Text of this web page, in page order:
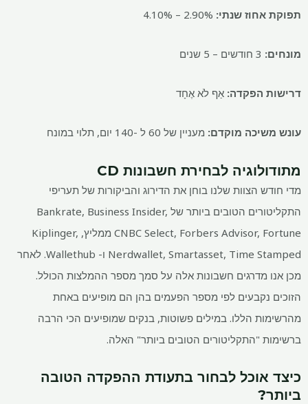
תפוקת אחוז שנתי:
מונחים: 3 חודשים – 5 שנים
דרישות הפקדה: אַף לֹא אֶחָד
עונש משיכה מוקדם: מעניין של 60 ל -140 יום, תלוי במונח
מתודולוגיה לבחירת חשבונות CD
מדי חודש הצוות שלנו בוחן את הדירוג והביקורות של תעריפי
התקליטורים הטובים ביותר של Bankrate, Business Insider,
CNBC Select, Forbers Advisor, Fortune ממליץ, Kiplinger,
Nerdwallet, Smartasset, Time Stamped ו- Wallethub. לאחר
מכן אנו מדרגים חשבונות אלה על סמך מספר ההמלצות הכולל.
הזוכים נקבעים לפי מספר הפעמים בהן הם מופיעים באחת
מהרשימות הללו. במילים פשוטות, בנקים שמופיעים הכי הרבה
ברשימות "התקליטורים הטובים ביותר" האלה.
כיצד אוכל לבחור בתעודת ההפקדה הטובה
ביותר?